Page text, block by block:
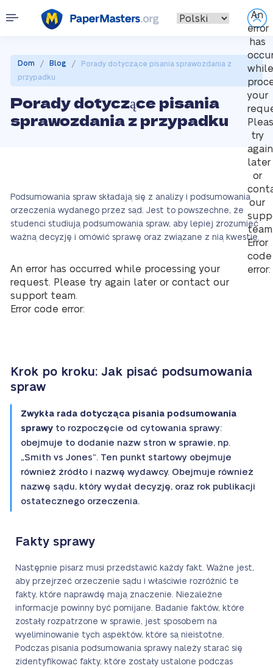
An
error
has
while
your
try
again
later
or
our
Error
code
error:
Dom / Blog /
Porady dotyczące pisania sprawozdania z
przypadku
Porady dotyczące pisania
sprawozdania z przypadku
Podsumowania spraw składają się z analizy i podsumowania
orzeczenia wydanego przez sąd. Jest to powszechne, że
studenci studiują podsumowania spraw, aby lepiej zrozumieć
ważną decyzję i omówić sprawę oraz związane z nią kwestie.
An error has occurred while processing your
request. Please try again later or contact our
support team.
Error code error:
Krok po kroku: Jak pisać podsumowania
spraw
Zwykła rada dotycząca pisania podsumowania
sprawy to rozpoczęcie od cytowania sprawy:
obejmuje to dodanie nazw stron w sprawie, np.
„Smith vs Jones”. Ten punkt startowy obejmuje
również źródło i nazwę wydawcy. Obejmuje również
nazwę sądu, który wydał decyzję, oraz rok publikacji
ostatecznego orzeczenia.
Fakty sprawy
Następnie pisarz musi przedstawić każdy fakt. Ważne jest,
aby przejrzeć orzeczenie sądu i właściwie rozróżnić te
fakty, które naprawdę mają znaczenie. Niezależne
informacje powinny być pomijane. Badanie faktów, które
zostały rozpatrzone w sprawie, jest sposobem na
wyeliminowanie tych aspektów, które są nieistotne.
Podczas pisania podsumowania sprawy należy starać się
zidentyfikować fakty, które zostały ustalone podczas